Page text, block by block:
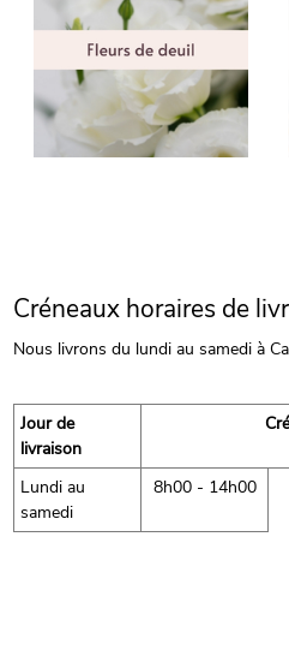
Créneaux horaires de
Nous livrons du lundi au samedi à
Jour de
livraison
Lundi au
samedi
8h00 - 14h00